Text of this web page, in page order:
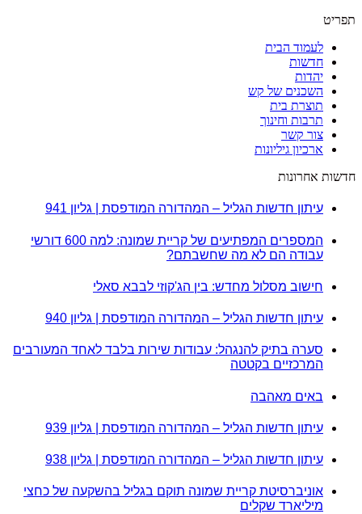
תפריט
לעמוד הבית
חדשות
יהדות
השכנים של קש
תוצרת בית
תרבות וחינוך
צור קשר
ארכיון גיליונות
חדשות אחרונות
עיתון חדשות הגליל – המהדורה המודפסת | גליון 941
המספרים המפתיעים של קריית שמונה: למה 600 דורשי
עבודה הם לא מה שחשבתם?
חישוב מסלול מחדש: בין הג'קוזי לבבא סאלי
עיתון חדשות הגליל – המהדורה המודפסת | גליון 940
סערה בתיק להנגהל: עבודות שירות בלבד לאחד המעורבים
המרכזיים בקטטה
באים מאהבה
עיתון חדשות הגליל – המהדורה המודפסת | גליון 939
עיתון חדשות הגליל – המהדורה המודפסת | גליון 938
אוניברסיטת קריית שמונה תוקם בגליל בהשקעה של כחצי
מיליארד שקלים